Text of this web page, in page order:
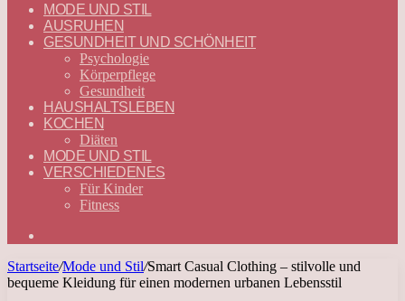
—
DEUTSCH
MODE UND STIL
AUSRUHEN
GESUNDHEIT UND SCHÖNHEIT
Psychologie
Körperpflege
Gesundheit
HAUSHALTSLEBEN
KOCHEN
Diäten
MODE UND STIL
VERSCHIEDENES
Für Kinder
Fitness
Startseite/Mode und Stil/Smart Casual Clothing – stilvolle und
bequeme Kleidung für einen modernen urbanen Lebensstil